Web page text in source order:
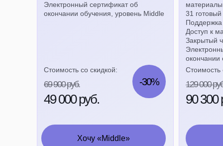
материалы
31 готовый
Доступ к
Закрытый
окончании
-30% 129 000
90 300
Стоимость
69 900 руб.
49 000 руб.
Электронный сертификат об
окончании обучения, уровень Middle
Стоимость со скидкой:
Хочу «Middle»